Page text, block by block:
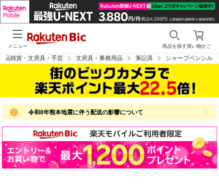
買い物かご
商品を探す
メニュー
品雑貨・文房具・手芸 文房具・事務用品 筆記具 シャープペンシル
令和8年熊本地震に伴う配送の影響について